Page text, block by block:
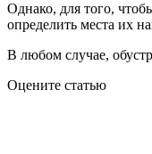
Однако, для того,
определить места их
В любом случае,
Оцените статью